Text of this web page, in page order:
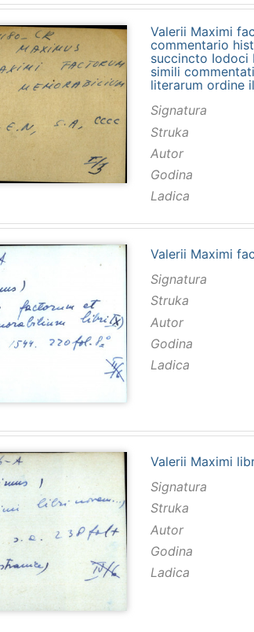
Valerii Maximi
commentario
succincto Iodoci
simili
literarum ordine
Signatura
Struka
Autor
Godina
Ladica
Valerii Maximi
Signatura
Struka
Autor
Godina
Ladica
Valerii Maximi
Signatura
Struka
Autor
Godina
Ladica